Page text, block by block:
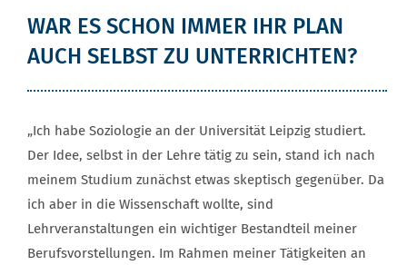
WAR ES SCHON IMMER IHR PLAN
AUCH SELBST ZU UNTERRICHTEN?
„Ich habe Soziologie an der Universität Leipzig studiert.
Der Idee, selbst in der Lehre tätig zu sein, stand ich nach
meinem Studium zunächst etwas skeptisch gegenüber. Da
ich aber in die Wissenschaft wollte, sind
Lehrveranstaltungen ein wichtiger Bestandteil meiner
Berufsvorstellungen. Im Rahmen meiner Tätigkeiten an